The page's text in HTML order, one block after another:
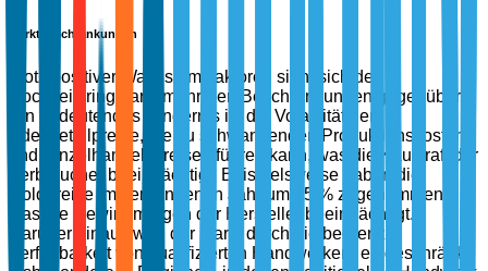
Marktbeschränkungen
Trotz positiver Wachstumsfaktoren sieht sich der
Hochzeitsringmarkt mehreren Beschränkungen gegenüber.
Ein bedeutendes Hindernis ist die Volatilität der
Edelmetallpreise, die zu schwankenden Produktionskosten
und Einzelhandelspreisen führen kann, was die Kaufkraft der
Verbraucher beeinträchtigt. Beispielsweise haben die
Goldpreise im vergangenen Jahr um 25 % zugenommen,
was die Gewinnmargen der Hersteller beeinträchtigt.
Darüber hinaus wird der Markt durch die begrenzte
Verfügbarkeit von qualifizierten Handwerkern eingeschränkt,